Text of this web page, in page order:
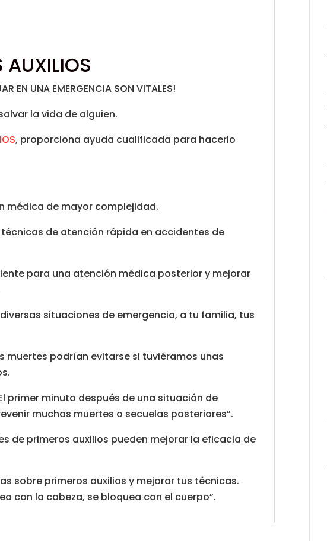
AUXILIOS
EN UNA EMERGENCIA SON VITALES!
la vida de alguien.
, proporciona ayuda cualificada para hacerlo
médica de mayor complejidad.
de atención rápida en accidentes de
para una atención médica posterior y mejorar
situaciones de emergencia, a tu familia, tus
muertes podrían evitarse si tuviéramos unas
primer minuto después de una situación de
muchas muertes o secuelas posteriores”.
de primeros auxilios pueden mejorar la eficacia de
sobre primeros auxilios y mejorar tus técnicas.
con la cabeza, se bloquea con el cuerpo”.